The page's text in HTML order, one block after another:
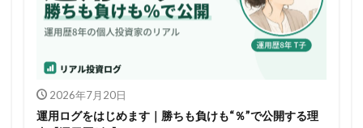
2026年7月20日
運用ログをはじめます｜勝ちも負けも“％”で公開する理